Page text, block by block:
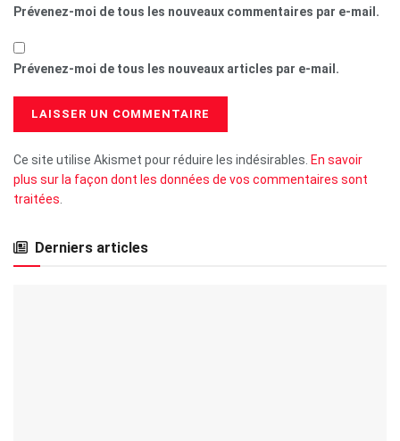
Prévenez-moi de tous les nouveaux commentaires par e-mail.
Prévenez-moi de tous les nouveaux articles par e-mail.
Ce site utilise Akismet pour réduire les indésirables. En savoir
plus sur la façon dont les données de vos commentaires sont
traitées
Derniers articles